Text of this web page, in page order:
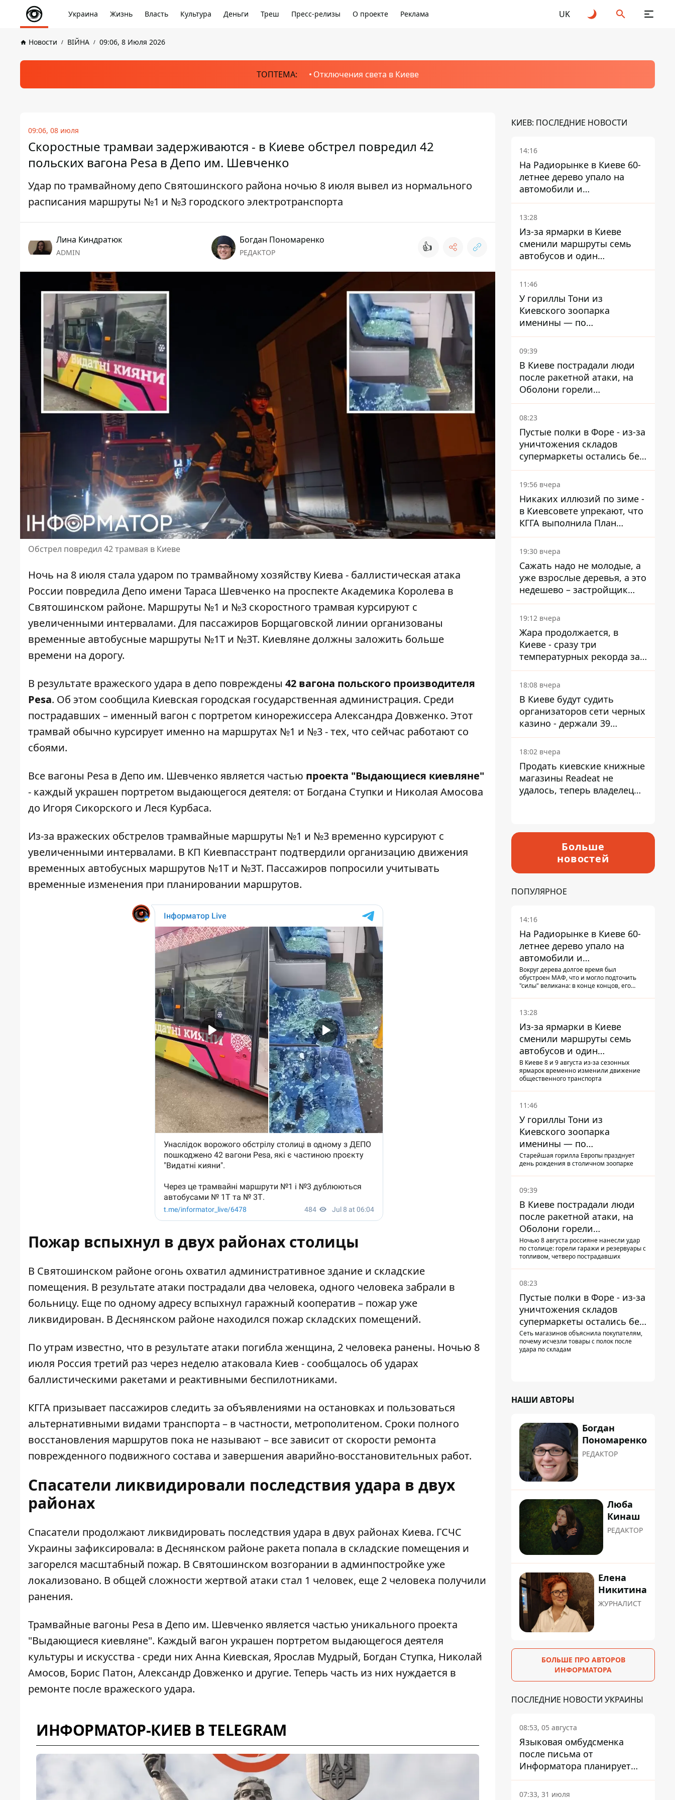
Украина Жизнь Власть Культура Деньги Треш Пресс-релизы О проекте Реклама UK
Новости ВІЙНА 09:06, 8 Июля 2026
ТОПТЕМА: Отключения света в Киеве
09:06, 08 июля
Скоростные трамваи задерживаются - в Киеве обстрел повредил 42
польских вагона Pesa в Депо им. Шевченко
Удар по трамвайному депо Святошинского района ночью 8 июля вывел из нормального
расписания маршруты №1 и №3 городского электротранспорта
Лина Киндратюк
ADMIN
Богдан Пономаренко
РЕДАКТОР 👍
Обстрел повредил 42 трамвая в Киеве
Ночь на 8 июля стала ударом по трамвайному хозяйству Киева - баллистическая атака
России повредила Депо имени Тараса Шевченко на проспекте Академика Королева в
Святошинском районе. Маршруты №1 и №3 скоростного трамвая курсируют с
увеличенными интервалами. Для пассажиров Борщаговской линии организованы
временные автобусные маршруты №1Т и №3Т. Киевляне должны заложить больше
времени на дорогу.
В результате вражеского удара в депо повреждены 42 вагона польского производителя
Pesa. Об этом сообщила Киевская городская государственная администрация. Среди
пострадавших – именный вагон с портретом кинорежиссера Александра Довженко. Этот
трамвай обычно курсирует именно на маршрутах №1 и №3 - тех, что сейчас работают со
сбоями.
Все вагоны Pesa в Депо им. Шевченко является частью проекта "Выдающиеся киевляне"
- каждый украшен портретом выдающегося деятеля: от Богдана Ступки и Николая Амосова
до Игоря Сикорского и Леся Курбаса.
Из-за вражеских обстрелов трамвайные маршруты №1 и №3 временно курсируют с
увеличенными интервалами. В КП Киевпасстрант подтвердили организацию движения
временных автобусных маршрутов №1Т и №3Т. Пассажиров попросили учитывать
временные изменения при планировании маршрутов.
Пожар вспыхнул в двух районах столицы
В Святошинском районе огонь охватил административное здание и складские
помещения. В результате атаки пострадали два человека, одного человека забрали в
больницу. Еще по одному адресу вспыхнул гаражный кооператив – пожар уже
ликвидирован. В Деснянском районе находился пожар складских помещений.
По утрам известно, что в результате атаки погибла женщина, 2 человека ранены. Ночью 8
июля Россия третий раз через неделю атаковала Киев - сообщалось об ударах
баллистическими ракетами и реактивными беспилотниками.
КГГА призывает пассажиров следить за объявлениями на остановках и пользоваться
альтернативными видами транспорта – в частности, метрополитеном. Сроки полного
восстановления маршрутов пока не называют – все зависит от скорости ремонта
поврежденного подвижного состава и завершения аварийно-восстановительных работ.
Спасатели ликвидировали последствия удара в двух
районах
Спасатели продолжают ликвидировать последствия удара в двух районах Киева. ГСЧС
Украины зафиксировала: в Деснянском районе ракета попала в складские помещения и
загорелся масштабный пожар. В Святошинском возгорании в админпостройке уже
локализовано. В общей сложности жертвой атаки стал 1 человек, еще 2 человека получили
ранения.
Трамвайные вагоны Pesa в Депо им. Шевченко является частью уникального проекта
"Выдающиеся киевляне". Каждый вагон украшен портретом выдающегося деятеля
культуры и искусства - среди них Анна Киевская, Ярослав Мудрый, Богдан Ступка, Николай
Амосов, Борис Патон, Александр Довженко и другие. Теперь часть из них нуждается в
ремонте после вражеского удара.
ИНФОРМАТОР-КИЕВ В TELEGRAM
КИЕВ: ПОСЛЕДНИЕ НОВОСТИ
14:16
На Радиорынке в Киеве 60-
летнее дерево упало на
автомобили и
травмировало человека -
подробности
13:28
Из-за ярмарки в Киеве
сменили маршруты семь
автобусов и один
троллейбус
11:46
У гориллы Тони из
Киевского зоопарка
именины — по
человеческим меркам ему
уже больше 90 лет
09:39
В Киеве пострадали люди
после ракетной атаки, на
Оболони горели
резервуары с топливом
08:23
Пустые полки в Форе - из-за
уничтожения складов
супермаркеты остались без
ассортимента
19:56 вчера
Никаких иллюзий по зиме -
в Киевсовете упрекают, что
КГГА выполнила План
устойчивости на 20%
19:30 вчера
Сажать надо не молодые, а
уже взрослые деревья, а это
недешево – застройщик
Никонов
19:12 вчера
Жара продолжается, в
Киеве - сразу три
температурных рекорда за
день
18:08 вчера
В Киеве будут судить
организаторов сети черных
казино - держали 39
заведений
18:02 вчера
Продать киевские книжные
магазины Readeat не
удалось, теперь владелец
Больше
новостей
ПОПУЛЯРНОЕ
14:16
На Радиорынке в Киеве 60-
летнее дерево упало на
автомобили и
травмировало человека -
подробности
Вокруг дерева долгое время был
обустроен МАФ, что и могло подточить
"силы" великана: в конце концов, его
13:28
Из-за ярмарки в Киеве
сменили маршруты семь
автобусов и один
троллейбус
В Киеве 8 и 9 августа из-за сезонных
ярмарок временно изменили движение
общественного транспорта
11:46
У гориллы Тони из
Киевского зоопарка
именины — по
человеческим меркам ему
уже больше 90 лет
Старейшая горилла Европы празднует
день рождения в столичном зоопарке
09:39
В Киеве пострадали люди
после ракетной атаки, на
Оболони горели
резервуары с топливом
Ночью 8 августа россияне нанесли удар
по столице: горели гаражи и резервуары с
топливом, четверо пострадавших
08:23
Пустые полки в Форе - из-за
уничтожения складов
супермаркеты остались без
ассортимента
Сеть магазинов объяснила покупателям,
почему исчезли товары с полок после
удара по складам
НАШИ АВТОРЫ
Богдан
Пономаренко
РЕДАКТОР
Люба
Кинаш
РЕДАКТОР
Елена
Никитина
ЖУРНАЛИСТ
БОЛЬШЕ ПРО АВТОРОВ
ИНФОРМАТОРА
ПОСЛЕДНИЕ НОВОСТИ УКРАИНЫ
08:53, 05 августа
Языковая омбудсменка
после письма от
Информатора планирует
наказать компанию-
подрядчика ПриватБанка
07:33, 31 июля